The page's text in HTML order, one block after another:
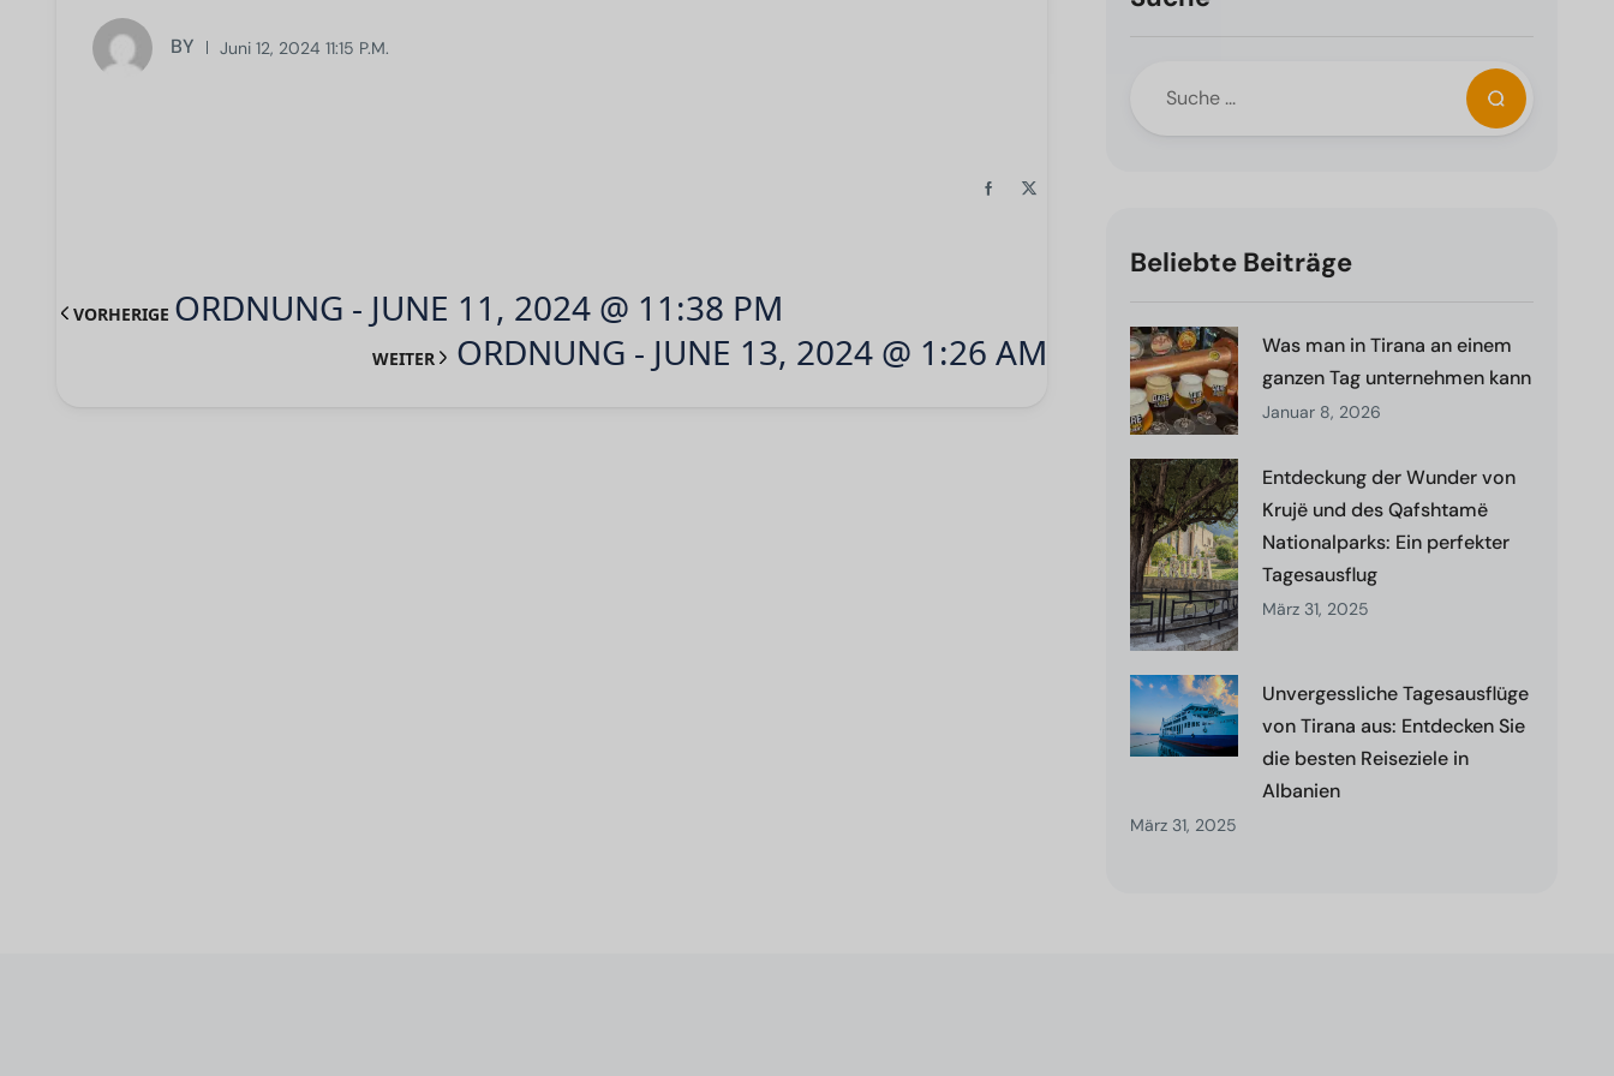
BY Juni 12, 2024 11:15 P.m.
VORHERIGE ORDNUNG - JUNE 11, 2024 @ 11:38 PM
WEITER ORDNUNG - JUNE 13, 2024 @ 1:26 AM
Beliebte Beiträge
Was man in Tirana an einem
ganzen Tag unternehmen kann
Januar 8, 2026
Entdeckung der Wunder von
Krujë und des Qafshtamë
Nationalparks: Ein perfekter
Tagesausflug
März 31, 2025
Unvergessliche Tagesausflüge
von Tirana aus: Entdecken Sie
die besten Reiseziele in
Albanien
März 31, 2025